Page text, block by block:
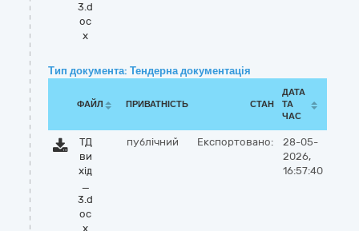
3.d
oc
x
Тип документа: Тендерна документація
ФАЙЛ ПРИВАТНІСТЬ СТАН
ДАТА
ТА
ЧАС
ТД
ви
хід
_
3.d
oc
x
публічний Експортовано:
28-05-
2026,
16:57:40